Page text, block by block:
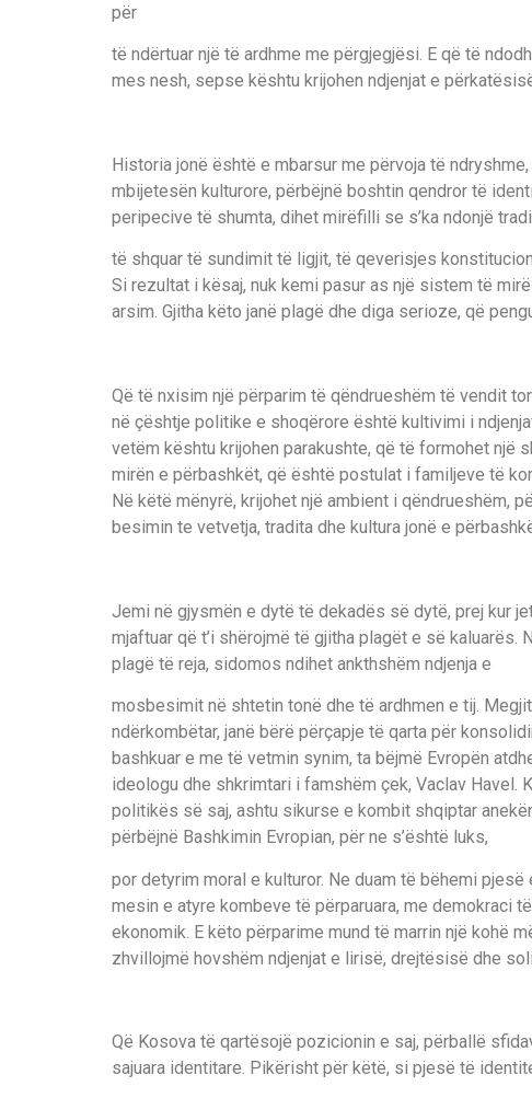
për
të ndërtuar një të ardhme me përgjegjësi. E që të
mes nesh, sepse kështu krijohen ndjenjat e
Historia jonë është e mbarsur me përvoja të
mbijetesën kulturore, përbëjnë boshtin qendror të
peripecive të shumta, dihet mirëfilli se s’ka ndonjë
të shquar të sundimit të ligjit, të qeverisjes
Si rezultat i kësaj, nuk kemi pasur as një sistem të
arsim. Gjitha këto janë plagë dhe diga serioze, që
Që të nxisim një përparim të qëndrueshëm të vendit
në çështje politike e shoqërore është kultivimi i
vetëm kështu krijohen parakushte, që të formohet një
mirën e përbashkët, që është postulat i familjeve të
Në këtë mënyrë, krijohet një ambient i qëndrueshëm,
besimin te vetvetja, tradita dhe kultura jonë e
Jemi në gjysmën e dytë të dekadës së dytë, prej kur
mjaftuar që t’i shërojmë të gjitha plagët e së
plagë të reja, sidomos ndihet ankthshëm ndjenja e
mosbesimit në shtetin tonë dhe të ardhmen e tij.
ndërkombëtar, janë bërë përçapje të qarta për
bashkuar e me të vetmin synim, ta bëjmë Evropën
ideologu dhe shkrimtari i famshëm çek, Vaclav
politikës së saj, ashtu sikurse e kombit shqiptar
përbëjnë Bashkimin Evropian, për ne s’është luks,
por detyrim moral e kulturor. Ne duam të bëhemi
mesin e atyre kombeve të përparuara, me demokraci
ekonomik. E këto përparime mund të marrin një kohë
zhvillojmë hovshëm ndjenjat e lirisë, drejtësisë dhe
Që Kosova të qartësojë pozicionin e saj, përballë
sajuara identitare. Pikërisht për këtë, si pjesë të